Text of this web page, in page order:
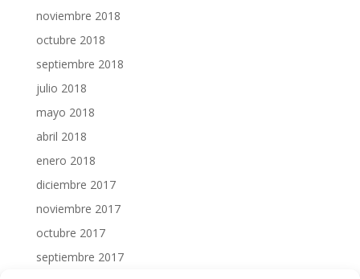
noviembre 2018
octubre 2018
septiembre 2018
julio 2018
mayo 2018
abril 2018
enero 2018
diciembre 2017
noviembre 2017
octubre 2017
septiembre 2017